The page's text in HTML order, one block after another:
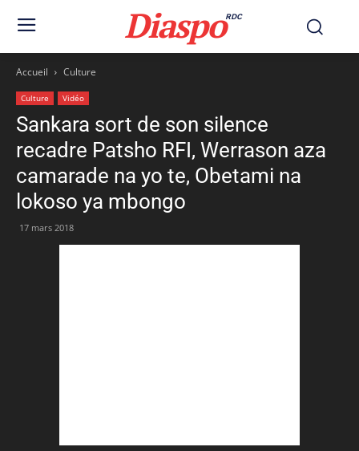
DiaspoRDC
Accueil Culture
Culture Vidéo
Sankara sort de son silence
recadre Patsho RFI, Werrason aza
camarade na yo te, Obetami na
lokoso ya mbongo
17 mars 2018